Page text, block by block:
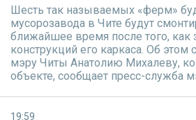
Шесть так называемых «ферм»
мусорозавода в Чите будут
ближайшее время после того, как
конструкций его каркаса. Об этом
мэру Читы Анатолию Михалеву,
объекте, сообщает пресс-служба
19:59